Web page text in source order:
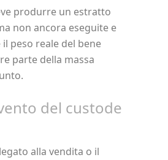
produrre un estratto
non ancora eseguite e
peso reale del bene
parte della massa
del custode
alla vendita o il